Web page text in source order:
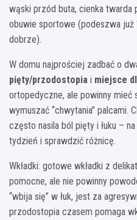
wąski przód buta, cienka
obuwie sportowe (podeszwa już
dobrze).
W domu najprościej zadbać o
pięty/przodostopia i miejsce
ortopedyczne, ale powinny mieć
wymuszać “chwytania” palcami.
często nasila ból pięty i łuku –
tydzień i sprawdzić różnicę.
Wkładki: gotowe wkładki z
pomocne, ale nie powinny
“wbija się” w łuk, jest za
przodostopia czasem pomaga